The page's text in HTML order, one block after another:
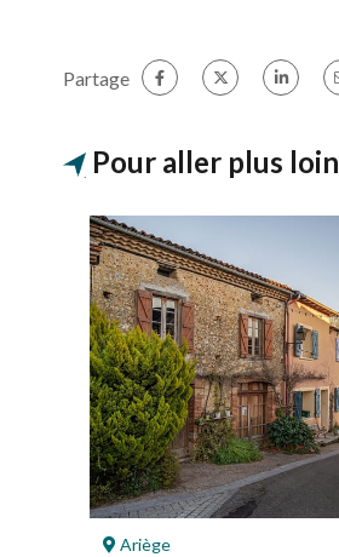
Partage
Pour aller plus loin
Ariège